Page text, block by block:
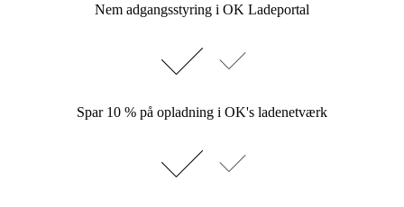
Nem adgangsstyring i OK Ladeportal
Spar 10 % på opladning i OK's ladenetværk